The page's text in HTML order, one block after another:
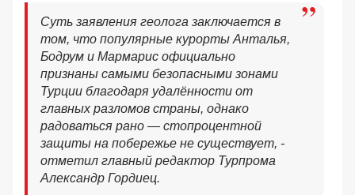
Суть заявления геолога заключается в
том, что популярные курорты Анталья,
Бодрум и Мармарис официально
признаны самыми безопасными зонами
Турции благодаря удалённости от
главных разломов страны, однако
радоваться рано — стопроцентной
защиты на побережье не существует, -
отметил главный редактор Турпрома
Александр Гордиец.